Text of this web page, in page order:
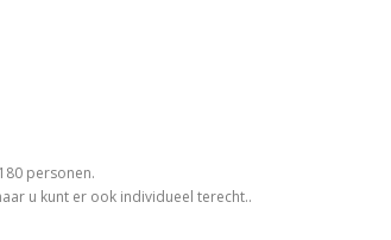
personen.
u kunt er ook individueel terecht..